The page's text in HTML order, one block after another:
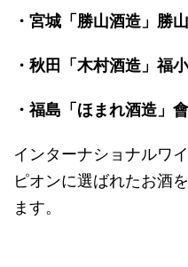
・宮城「勝山酒造」勝
・秋田「木村酒造」福
・福島「ほまれ酒造」
インターナショナルワ
ピオンに選ばれたお酒
ます。